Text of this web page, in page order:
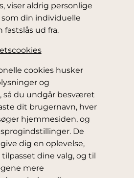
viser aldrig personlige
din individuelle
ud fra.
cookies husker
og
så du undgår besværet
dit brugernavn, hver
hjemmesiden, og
De
dig en oplevelse,
dine valg, og til
mere